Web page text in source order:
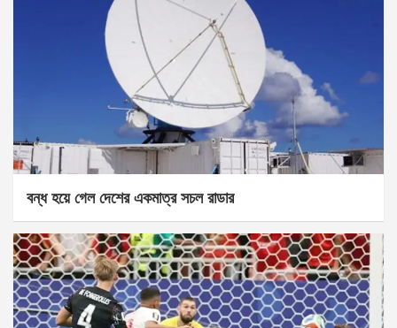
বন্ধ হয়ে গেল দেশের একমাত্র সচল রাডার